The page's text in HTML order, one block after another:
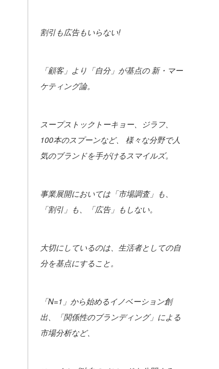
割引も広告もいらない!
「顧客」より「自分」が基点の 新・マー
ケティング論。
スープストックトーキョー、ジラフ、
100本のスプーンなど、 様々な分野で人
気のブランドを手がけるスマイルズ。
事業展開においては「市場調査」も、
「割引」も、「広告」もしない。
大切にしているのは、生活者としての自
分を基点にすること。
「N=1」から始めるイノベーション創
出、「関係性のブランディング」による
市場分析など、